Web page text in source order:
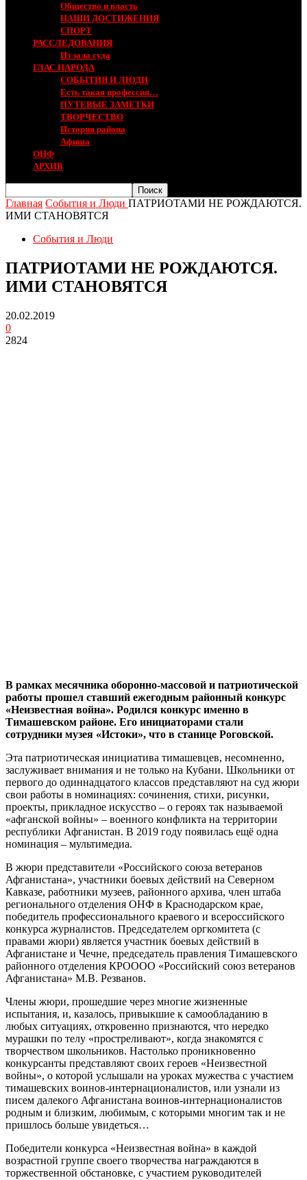
Общество и власть
НАШИ ДОСТИЖЕНИЯ
СПОРТ
РАССЛЕДОВАНИЯ
Из зала суда
ГЛАС НАРОДА
СОБЫТИЯ И ЛЮДИ
Есть такая профессия…
ПУТЕВЫЕ ЗАМЕТКИ
ТВОРЧЕСТВО
История района
Афиша
ОНФ
АРХИВ
Главная События и Люди ПАТРИОТАМИ НЕ РОЖДАЮТСЯ.
ИМИ СТАНОВЯТСЯ
События и Люди
ПАТРИОТАМИ НЕ РОЖДАЮТСЯ.
ИМИ СТАНОВЯТСЯ
20.02.2019
0
2824
В рамках месячника оборонно-массовой и патриотической
работы прошел ставший ежегодным районный конкурс
«Неизвестная война». Родился конкурс именно в
Тимашевском районе. Его инициаторами стали
сотрудники музея «Истоки», что в станице Роговской.
Эта патриотическая инициатива тимашевцев, несомненно,
заслуживает внимания и не только на Кубани. Школьники от
первого до одиннадцатого классов представляют на суд жюри
свои работы в номинациях: сочинения, стихи, рисунки,
проекты, прикладное искусство – о героях так называемой
«афганской войны» – военного конфликта на территории
республики Афганистан. В 2019 году появилась ещё одна
номинация – мультимедиа.
В жюри представители «Российского союза ветеранов
Афганистана», участники боевых действий на Северном
Кавказе, работники музеев, районного архива, член штаба
регионального отделения ОНФ в Краснодарском крае,
победитель профессионального краевого и всероссийского
конкурса журналистов. Председателем оргкомитета (с
правами жюри) является участник боевых действий в
Афганистане и Чечне, председатель правления Тимашевского
районного отделения КРОООО «Российский союз ветеранов
Афганистана» М.В. Резванов.
Члены жюри, прошедшие через многие жизненные
испытания, и, казалось, привыкшие к самообладанию в
любых ситуациях, откровенно признаются, что нередко
мурашки по телу «простреливают», когда знакомятся с
творчеством школьников. Настолько проникновенно
конкурсанты представляют своих героев «Неизвестной
войны», о которой услышали на уроках мужества с участием
тимашевских воинов-интернационалистов, или узнали из
писем далекого Афганистана воинов-интернационалистов
родным и близким, любимым, с которыми многим так и не
пришлось больше увидеться…
Победители конкурса «Неизвестная война» в каждой
возрастной группе своего творчества награждаются в
торжественной обстановке, с участием руководителей